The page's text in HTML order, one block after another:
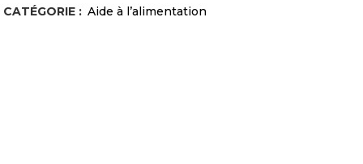
CATÉGORIE : Aide à l’alimentation